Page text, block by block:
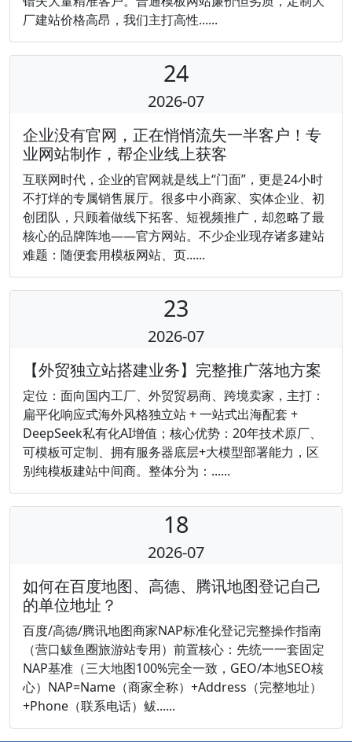
厂建站价格高昂，我们主打高性......
24
2026-07
企业没有官网，正在悄悄流失一半客户！专
业网站制作，帮企业线上获客
互联网时代，企业的官网就是线上“门面”，更是24小时
不打烊的专属销售展厅。很多中小商家、实体企业、初
创团队，只顾着做线下拓客、短视频推广，却忽略了最
核心的品牌阵地——官方网站。不少企业现存诸多建站
难题：随便套用模板网站、页......
23
2026-07
​【外贸独立站搭建业务】完整推广落地方案
定位：面向国内工厂、外贸贸易商、跨境卖家，主打：
扁平化响应式海外风格独立站 + 一站式出海配套 +
DeepSeek私有化AI增值；核心优势：20年技术原厂、
可模板可定制、拥有服务器底层+大模型部署能力，区
别纯模板建站中间商。整体分为：......
18
2026-07
如何在百度地图、高德、腾讯地图登记自己
的单位地址？
百度/高德/腾讯地图商家NAP标准化登记完整操作指南
（营口鲅鱼圈旅游站专用）前置核心：先统一一套固定
NAP基准（三大地图100%完全一致，GEO/本地SEO核
心）NAP=Name（商家全称）+Address（完整地址）
+Phone（联系电话）鲅......